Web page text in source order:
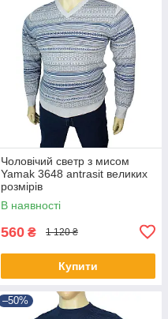
Чоловічий светр з мисом
Yamak 3648 antrasit великих
розмірів
В наявності
560 ₴ 1 120 ₴
Купити
–50%